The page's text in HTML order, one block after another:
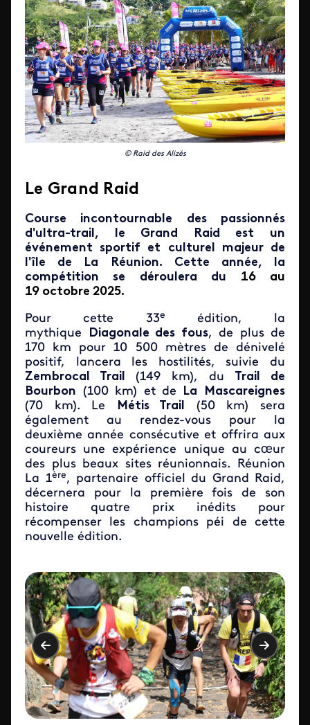
© Raid des Alizés
Le Grand Raid
Course incontournable des passionnés
d'ultra-trail, le Grand Raid est un
événement sportif et culturel majeur de
l'île de La Réunion. Cette année, la
compétition se déroulera du 16 au
19 octobre 2025.
Pour cette 33e
édition, la
mythique
Diagonale des fous, de plus de
170 km pour 10 500 mètres de dénivelé
positif, lancera les hostilités, suivie du
Zembrocal Trail (149 km), du Trail de
Bourbon (100 km) et de La
Mascareignes
(70 km). Le
Métis Trail (50 km) sera
également au rendez-vous pour la
deuxième année consécutive et offrira aux
coureurs une expérience unique au cœur
des plus beaux sites réunionnais. Réunion
La 1ère, partenaire officiel du Grand Raid,
décernera pour la première fois de son
histoire quatre prix inédits pour
récompenser les champions péi de cette
nouvelle édition.